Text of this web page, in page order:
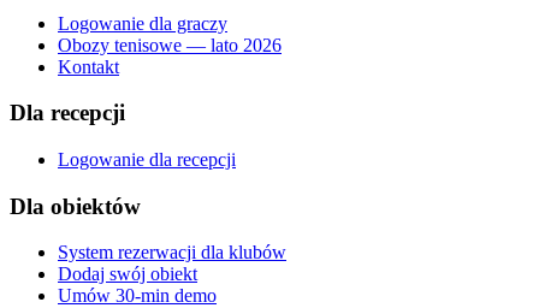
Logowanie dla graczy
Obozy tenisowe — lato 2026
Kontakt
Dla recepcji
Logowanie dla recepcji
Dla obiektów
System rezerwacji dla klubów
Dodaj swój obiekt
Umów 30-min demo